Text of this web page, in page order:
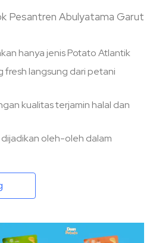
Pesantren Abulyatama Garut
hanya jenis Potato Atlantik
fresh langsung dari petani
kualitas terjamin halal dan
oleh-oleh dalam